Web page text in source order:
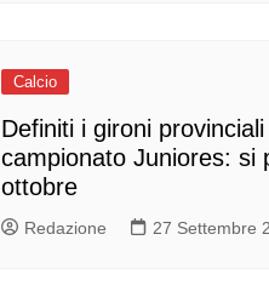
Calcio
Definiti i gironi provinciali
campionato Juniores: si
ottobre
Redazione 27 Settembre